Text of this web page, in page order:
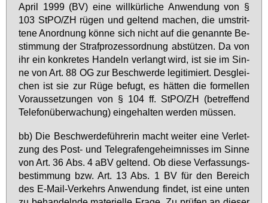
April 1999 (BV) ei­ne will­kür­li­che An­wen­dung von §
103 StPO/ZH rü­gen und gel­tend ma­chen, die um­strit­
te­ne An­ord­nung kön­ne sich nicht auf die ge­nann­te Be­
stim­mung der Straf­pro­zess­ord­nung ab­stüt­zen. Da von
ihr ein kon­kre­tes Han­deln ver­langt wird, ist sie im Sin­
ne von Art. 88 OG zur Be­schwer­de le­gi­ti­miert. Des­glei­
chen ist sie zur Rü­ge be­fugt, es hät­ten die for­mel­len
Vor­aus­set­zun­gen von § 104 ff. StPO/ZH (be­tref­fend
Te­le­fon­über­wa­chung) ein­ge­hal­ten wer­den müs­sen.
bb) Die Be­schwer­de­füh­re­rin macht wei­ter ei­ne Ver­let­
zung des Post- und Te­le­gra­fen­ge­heim­nis­ses im Sin­ne
von Art. 36 Abs. 4 aBV gel­tend. Ob die­se Ver­fas­sungs­
be­stim­mung bzw. Art. 13 Abs. 1 BV für den Be­reich
des E-Mail-Ver­kehrs An­wen­dung fin­det, ist ei­ne un­ten